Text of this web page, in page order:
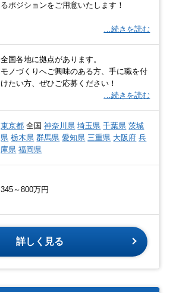
るポジションをご用意いたします！
…続きを読む
全国各地に拠点があります。
モノづくりへご興味のある方、手に職を付
けたい方、ぜひご応募ください！
…続きを読む
東京都 全国神奈川県 埼玉県 千葉県 茨城
県 栃木県 群馬県 愛知県 三重県 大阪府 兵
庫県 福岡県
345～800万円
詳しく見る